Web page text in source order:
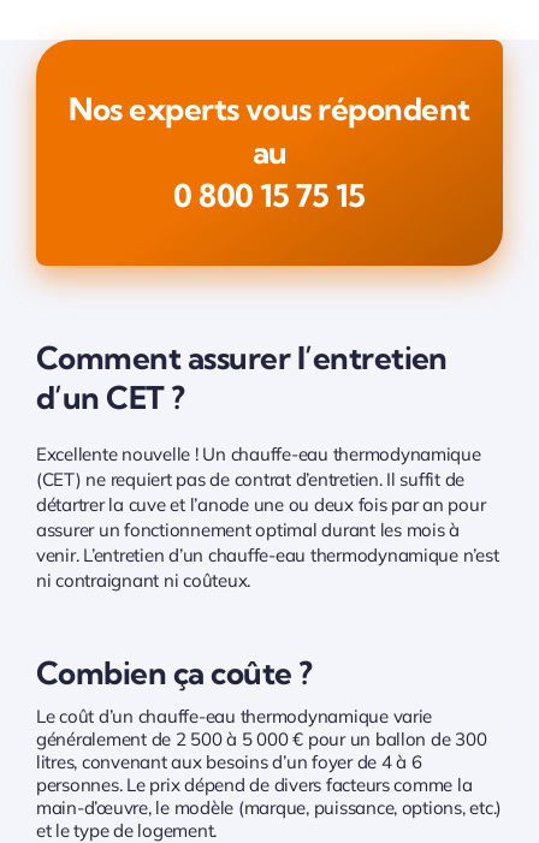
Nos experts vous répondent
au
0 800 15 75 15
Comment assurer l’entretien
d’un CET ?
Excellente nouvelle ! Un chauffe-eau thermodynamique
(CET) ne requiert pas de contrat d’entretien. Il suffit de
détartrer la cuve et l’anode une ou deux fois par an pour
assurer un fonctionnement optimal durant les mois à
venir. L’entretien d’un chauffe-eau thermodynamique n’est
ni contraignant ni coûteux.
Combien ça coûte ?
Le coût d’un chauffe-eau thermodynamique varie
généralement de 2 500 à 5 000 € pour un ballon de 300
litres, convenant aux besoins d’un foyer de 4 à 6
personnes. Le prix dépend de divers facteurs comme la
main-d’œuvre, le modèle (marque, puissance, options, etc.)
et le type de logement.